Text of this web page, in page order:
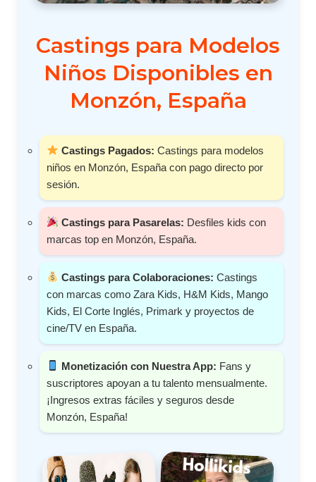
Castings para Modelos
Niños Disponibles en
Monzón, España
Castings Pagados: Castings para modelos
niños en Monzón, España con pago directo por
sesión.
Castings para Pasarelas: Desfiles kids con
marcas top en Monzón, España.
Castings para Colaboraciones: Castings
con marcas como Zara Kids, H&M Kids, Mango
Kids, El Corte Inglés, Primark y proyectos de
cine/TV en España.
Monetización con Nuestra App: Fans y
suscriptores apoyan a tu talento mensualmente.
¡Ingresos extras fáciles y seguros desde
Monzón, España!